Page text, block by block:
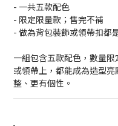
- 一共五款配色
- 限定限量款；售完不補
- 做為背包裝飾或領帶扣都
一組包含五款配色，數量
或領帶上，都能成為造型
整、更有個性。